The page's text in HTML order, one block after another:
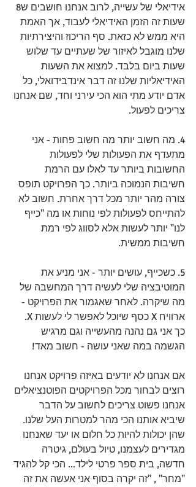
שעות זה הזמן האידיאלי לעבוד, אך האמת
היא ממש לא כזאת. סף הריכוז והיצירתיות
שלנו מוגבל לאיזור של שעתיים עד שלוש
שעות ביום בלבד. למצוא את השעות
האידיאליות שלנו זה דבר אינדבידואלי, כל
אדם יודע מתי הוא הכי עירני וחד, שם אנחנו
צריכים לפעול.
4. מה חשוב יותר מה חשוב פחות - אני
מתעדף את הפעולות שלי לפעולות
החשובות ביותר עד לאלו עם הרמת
חשיבות הנמוכה ביותר. כך הפרויקט תופס
צורה מהר יותר מכל דרך אחרת. חשוב לא
להתייחס לפעולות לפי נוחות או מה "כייף
לנו" יותר לעשות אלא לסווג לפי רמת
חשיבות ממשית.
5. כשכייף, עושים יותר - אני מניע את
המוטיבציה שלי לעשיה דרך המחשבה של
מה שיקרה. לאחר שאגמור את הפרויקט -
ארוויח X כסף שיוכל לאפשר לי לעשות X.
כך אני גם נהנה מהעשייה וגם מרגיש
הגשמה במה שאני עושה - חשוב מאד!
אם אנחנו לא יודעים באיזה פרויקט אנחנו
רוצים לבחור מכל הפרויקטים הפוטנציאלים
אנחנו פשוט צריכים לחשוב על הדבר
שיביא אותנו הכי מהר למטרות העל שלנו.
שהן יכולות להיות כל חלום או יעד שאנחנו
מגדירים לעצמנו, טיול בעולם, גיטרה
חדשה, בית ספר פרטי לילד... הכי קל להגיד
"מחר" , "זה יקרה בסוף אני אעשה את זה